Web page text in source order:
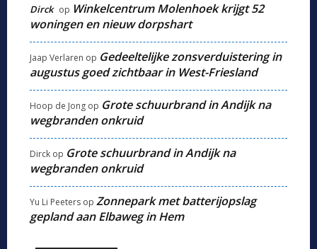
Dirck op Winkelcentrum Molenhoek krijgt 52
woningen en nieuw dorpshart
Jaap Verlaren op Gedeeltelijke zonsverduistering in
augustus goed zichtbaar in West-Friesland
Hoop de Jong op Grote schuurbrand in Andijk na
wegbranden onkruid
Dirck op Grote schuurbrand in Andijk na
wegbranden onkruid
Yu Li Peeters op Zonnepark met batterijopslag
gepland aan Elbaweg in Hem